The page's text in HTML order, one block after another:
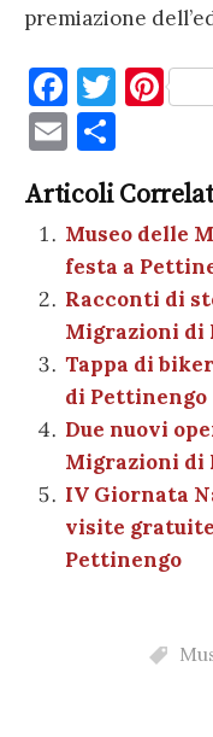
premiazione
F
a
c
e
b
o
o
k
T
te
r
Pi
es
t
E
m
ai
l
n
di
vi
di
Articoli
Museo delle
festa a
Racconti di
Migrazioni di
Tappa di
di Pettinengo
Due nuovi
Migrazioni di
IV Giornata
visite
Pettinengo